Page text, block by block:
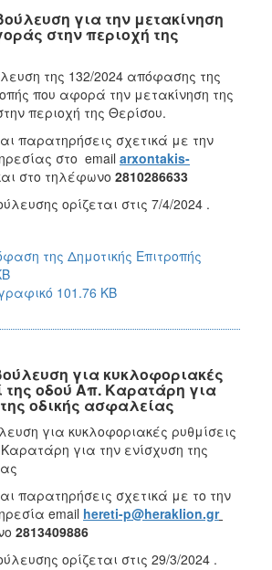
για την μετακίνηση
στην περιοχή της
της 132/2024 απόφασης της
που αφορά την μετακίνηση της
περιοχή της Θερίσου.
παρατηρήσεις σχετικά με την
στο email arxontakis-
στο τηλέφωνο 2810286633
ορίζεται στις 7/4/2024 .
της Δημοτικής Επιτροπής
101.76 KB
για κυκλοφοριακές
της οδού Απ. Καρατάρη για
οδικής ασφαλείας
για κυκλοφοριακές ρυθμίσεις
για την ενίσχυση της
παρατηρήσεις σχετικά με το την
email hereti-p@heraklion.gr
2813409886
ορίζεται στις 29/3/2024 .